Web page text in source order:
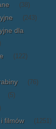
(38)
(243)
dla
(122)
(76)
(5)
filmów (1251)